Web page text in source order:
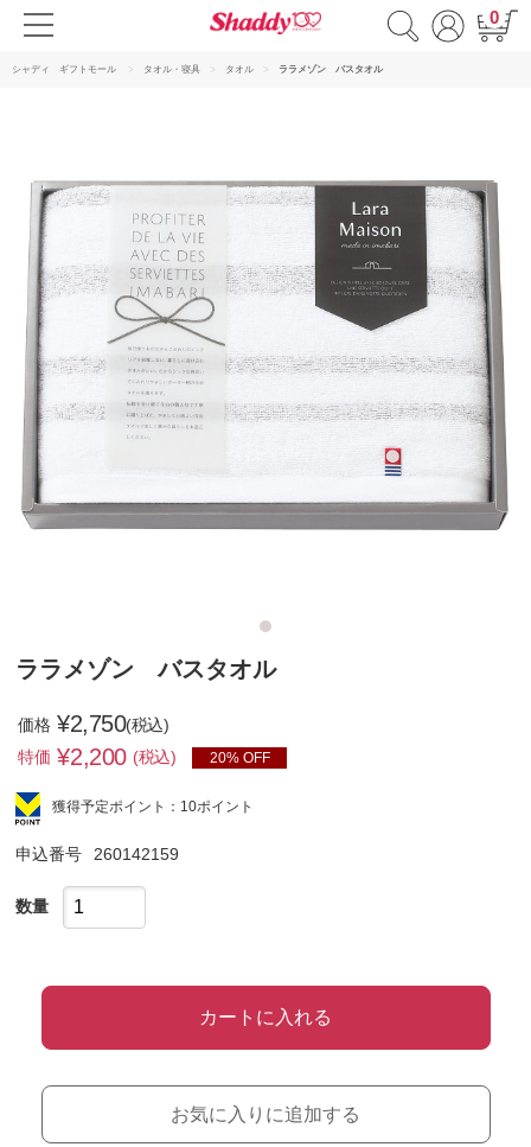
0
シャディ ギフトモール タオル・寝具 タオル ララメゾン バスタオル
ララメゾン バスタオル
価格 ¥2,750(税込)
特価 ¥2,200 (税込) 20% OFF
獲得予定ポイント：10ポイント
申込番号 260142159
数量
カートに入れる
お気に入りに追加する